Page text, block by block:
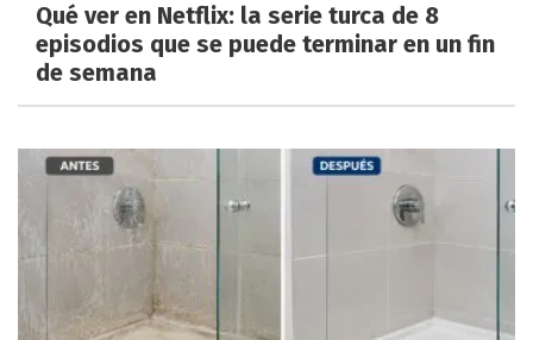
Qué ver en Netflix: la serie turca de 8
episodios que se puede terminar en un fin
de semana